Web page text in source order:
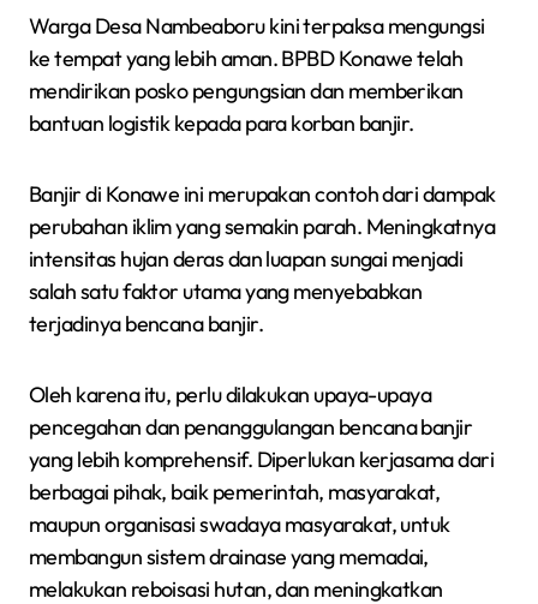
Warga Desa Nambeaboru kini terpaksa mengungsi
ke tempat yang lebih aman. BPBD Konawe telah
mendirikan posko pengungsian dan memberikan
bantuan logistik kepada para korban banjir.
Banjir di Konawe ini merupakan contoh dari dampak
perubahan iklim yang semakin parah. Meningkatnya
intensitas hujan deras dan luapan sungai menjadi
salah satu faktor utama yang menyebabkan
terjadinya bencana banjir.
Oleh karena itu, perlu dilakukan upaya-upaya
pencegahan dan penanggulangan bencana banjir
yang lebih komprehensif. Diperlukan kerjasama dari
berbagai pihak, baik pemerintah, masyarakat,
maupun organisasi swadaya masyarakat, untuk
membangun sistem drainase yang memadai,
melakukan reboisasi hutan, dan meningkatkan